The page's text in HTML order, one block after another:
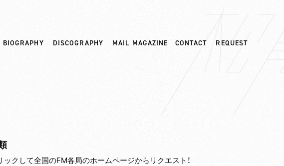
BIOGRAPHY DISCOGRAPHY MAIL MAGAZINE CONTACT REQUEST
クして全国のFM各局のホームページからリクエスト！